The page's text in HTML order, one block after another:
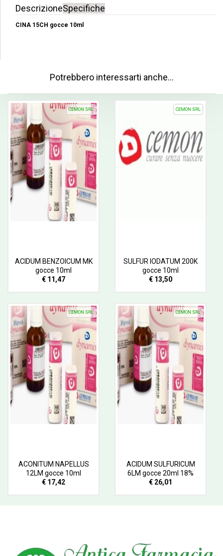
DescrizioneSpecifiche
CINA 15CH gocce 10ml
Potrebbero interessarti anche…
CEMON SRL
ACIDUM BENZOICUM MK
gocce 10ml
€ 11,47
CEMON SRL
SULFUR IODATUM 200K
gocce 10ml
€ 13,50
CEMON SRL
ACONITUM NAPELLUS
12LM gocce 10ml
€ 17,42
CEMON SRL
ACIDUM SULFURICUM
6LM gocce 20ml 18%
€ 26,01